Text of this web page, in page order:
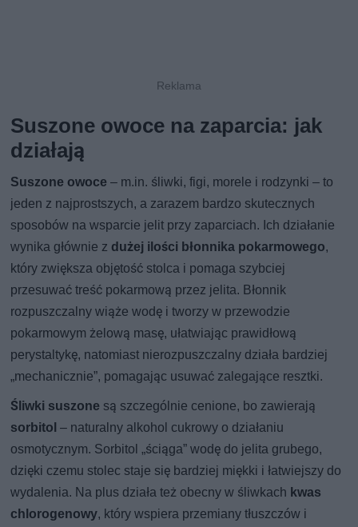
Suszone owoce na zaparcia: jak
działają
Suszone owoce – m.in. śliwki, figi, morele i rodzynki – to
jeden z najprostszych, a zarazem bardzo skutecznych
sposobów na wsparcie jelit przy zaparciach. Ich działanie
wynika głównie z dużej ilości błonnika pokarmowego,
który zwiększa objętość stolca i pomaga szybciej
przesuwać treść pokarmową przez jelita. Błonnik
rozpuszczalny wiąże wodę i tworzy w przewodzie
pokarmowym żelową masę, ułatwiając prawidłową
perystaltykę, natomiast nierozpuszczalny działa bardziej
„mechanicznie”, pomagając usuwać zalegające resztki.
Śliwki suszone są szczególnie cenione, bo zawierają
sorbitol – naturalny alkohol cukrowy o działaniu
osmotycznym. Sorbitol „ściąga” wodę do jelita grubego,
dzięki czemu stolec staje się bardziej miękki i łatwiejszy do
wydalenia. Na plus działa też obecny w śliwkach kwas
chlorogenowy, który wspiera przemiany tłuszczów i